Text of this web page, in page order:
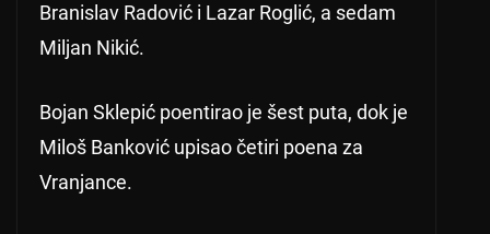
Branislav Radović i Lazar Roglić, a sedam
Miljan Nikić.
Bojan Sklepić poentirao je šest puta, dok je
Miloš Banković upisao četiri poena za
Vranjance.